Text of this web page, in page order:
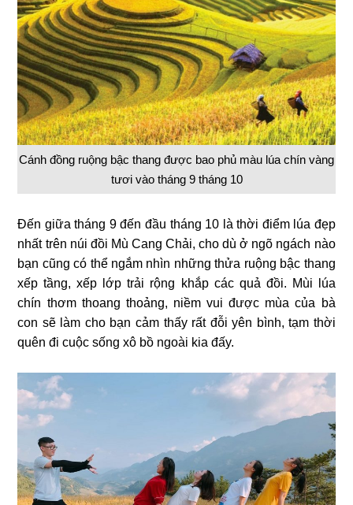
Cánh đồng ruộng bậc thang được bao phủ màu lúa chín vàng
tươi vào tháng 9 tháng 10
Đến giữa tháng 9 đến đầu tháng 10 là thời điểm lúa đẹp
nhất trên núi đồi Mù Cang Chải, cho dù ở ngõ ngách nào
bạn cũng có thể ngắm nhìn những thửa ruộng bậc thang
xếp tầng, xếp lớp trải rộng khắp các quả đồi. Mùi lúa
chín thơm thoang thoảng, niềm vui được mùa của bà
con sẽ làm cho bạn cảm thấy rất đỗi yên bình, tạm thời
quên đi cuộc sống xô bồ ngoài kia đấy.